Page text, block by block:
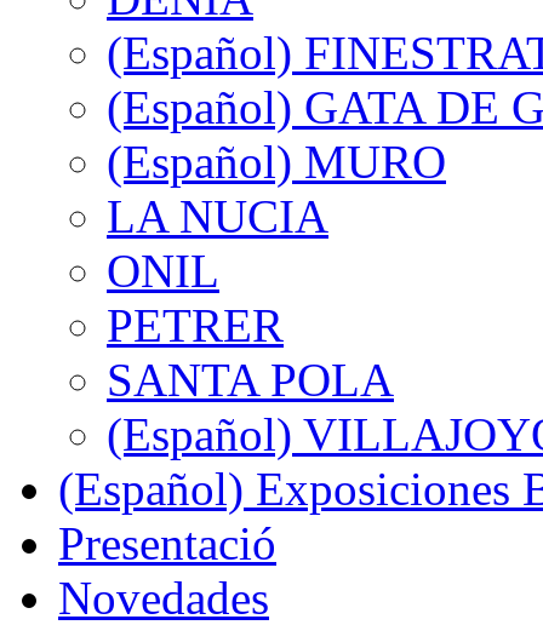
(Español)
(Español) GATA DE
(Español) MURO
LA NUCIA
ONIL
PETRER
SANTA POLA
(Español)
(Español) Exposiciones
Presentació
Novedades